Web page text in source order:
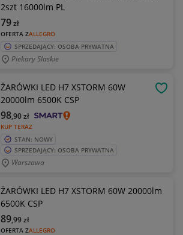
2szt 16000lm PL
OFERTA ZALLEGRO
79zł
SPRZEDAJĄCY: OSOBA PRYWATNA
Piekary Slaskie
ŻARÓWKI LED H7 XSTORM 60W
20000lm 6500K CSP
KUP TERAZ
98,90zł
STAN: NOWY
SPRZEDAJĄCY: OSOBA PRYWATNA
Warszawa
ŻARÓWKI LED H7 XSTORM 60W 20000lm
6500K CSP
OFERTA ZALLEGRO
89,99zł